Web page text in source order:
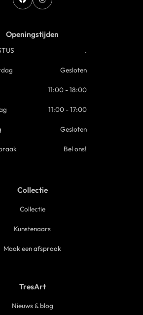
Openingstijden
.
Gesloten
11:00 - 18:00
11:00 - 17:00
Gesloten
Bel ons!
Collectie
Collectie
Kunstenaars
Maak een afspraak
TresArt
Nieuws & blog